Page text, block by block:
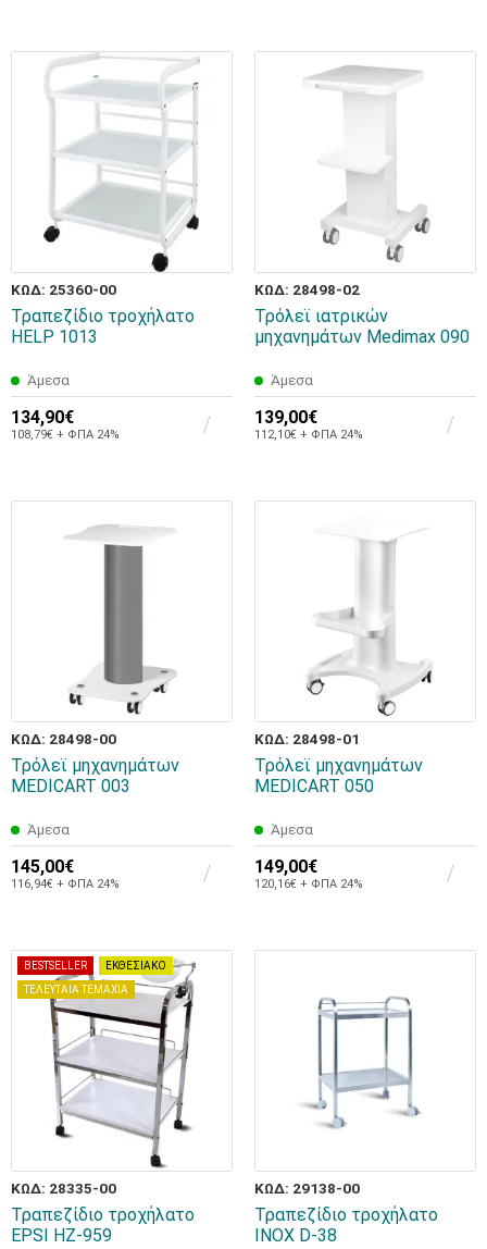
ΚΩΔ: 25360-00
Τραπεζίδιο τροχήλατο
HELP 1013
Άμεσα
134,90€
108,79€ + ΦΠΑ 24%
ΚΩΔ: 28498-02
Τρόλεϊ ιατρικών
μηχανημάτων Medimax 090
Άμεσα
139,00€
112,10€ + ΦΠΑ 24%
ΚΩΔ: 28498-00
Τρόλεϊ μηχανημάτων
MEDICART 003
Άμεσα
145,00€
116,94€ + ΦΠΑ 24%
ΚΩΔ: 28498-01
Τρόλεϊ μηχανημάτων
MEDICART 050
Άμεσα
149,00€
120,16€ + ΦΠΑ 24%
BESTSELLER
ΕΚΘΕΣΙΑΚΟ
ΤΕΛΕΥΤΑΙΑ ΤΕΜΑΧΙΑ
ΚΩΔ: 28335-00
Τραπεζίδιο τροχήλατο
EPSI HZ-959
ΚΩΔ: 29138-00
Τραπεζίδιο τροχήλατο
INOX D-38